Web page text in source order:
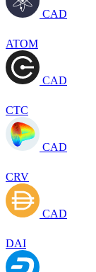
CAD
ATOM
CAD
CTC
CAD
CRV
CAD
DAI